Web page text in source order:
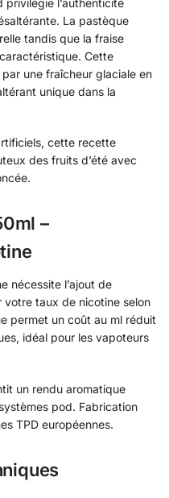
La pastèque
tandis que la fraise
Cette
une fraîcheur glaciale en
unique dans la
cette recette
des fruits d’été avec
–
nécessite l’ajout de
taux de nicotine selon
permet un coût au ml réduit
idéal pour les vapoteurs
un rendu aromatique
pod. Fabrication
TPD européennes.